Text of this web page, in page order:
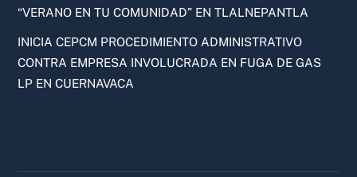
“VERANO EN TU COMUNIDAD” EN TLALNEPANTLA
INICIA CEPCM PROCEDIMIENTO ADMINISTRATIVO
CONTRA EMPRESA INVOLUCRADA EN FUGA DE GAS
LP EN CUERNAVACA